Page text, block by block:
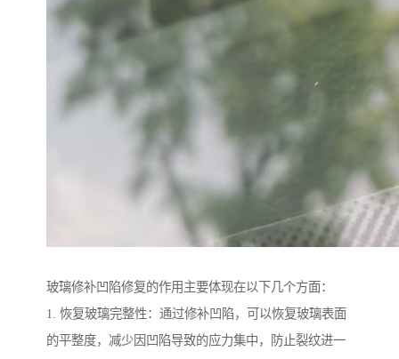
玻璃修补凹陷修复的作用主要体现在以下几个方面：
1. 恢复玻璃完整性：通过修补凹陷，可以恢复玻璃表面
的平整度，减少因凹陷导致的应力集中，防止裂纹进一